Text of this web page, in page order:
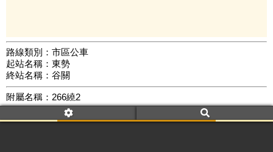
路線類別：市區公車
起站名稱：東勢
終站名稱：谷關
附屬名稱：266繞2
車頭描述：東勢
白冷國小 谷關
公車數量: 累計6539、上線5514
Leaflet |©Google Map